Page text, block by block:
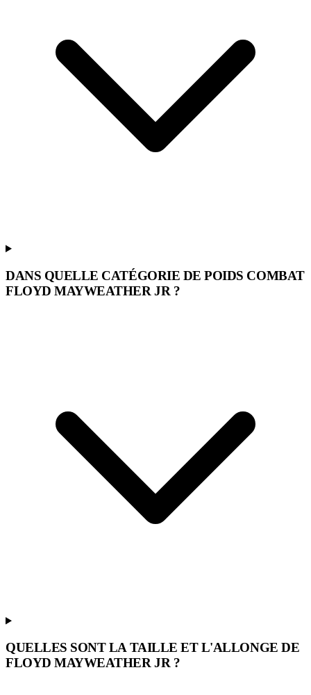
DANS QUELLE CATÉGORIE DE POIDS COMBAT
FLOYD MAYWEATHER JR ?
QUELLES SONT LA TAILLE ET L'ALLONGE DE
FLOYD MAYWEATHER JR ?